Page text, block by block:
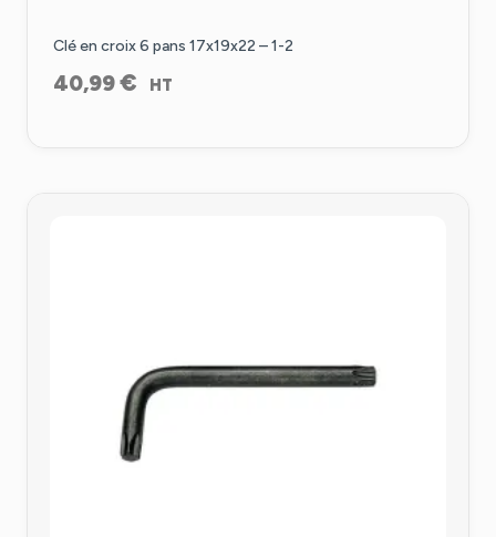
Clé en croix 6 pans 17x19x22 – 1-2
40,99€ HT